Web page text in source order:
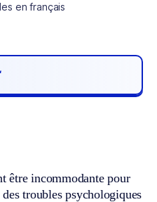
en français
être incommodante pour
troubles psychologiques